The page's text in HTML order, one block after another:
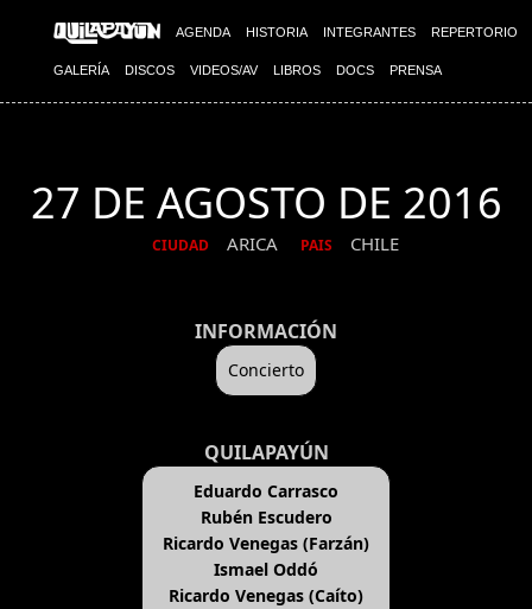
AGENDA HISTORIA INTEGRANTES REPERTORIO
GALERÍA DISCOS VIDEOS/AV LIBROS DOCS PRENSA
27 DE AGOSTO DE 2016
CIUDAD ARICA PAIS CHILE
INFORMACIÓN
Concierto
QUILAPAYÚN
Eduardo Carrasco
Rubén Escudero
Ricardo Venegas (Farzán)
Ismael Oddó
Ricardo Venegas (Caíto)